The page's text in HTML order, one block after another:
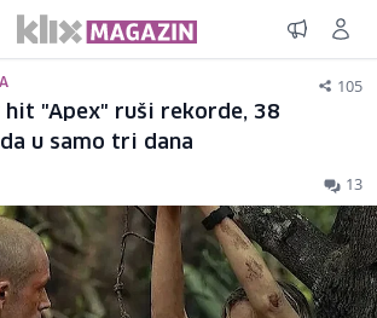
105
"Apex" ruši rekorde, 38
u samo tri dana
13